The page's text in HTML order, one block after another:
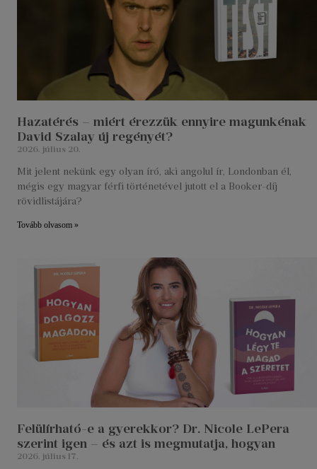
Hazatérés – miért érezzük ennyire magunkénak
David Szalay új regényét?
2026. július 20.
Mit jelent nekünk egy olyan író, aki angolul ír, Londonban él,
mégis egy magyar férfi történetével jutott el a Booker-díj
rövidlistájára?
Tovább olvasom »
Felülírható-e a gyerekkor? Dr. Nicole LePera
szerint igen – és azt is megmutatja, hogyan
2026. július 17.